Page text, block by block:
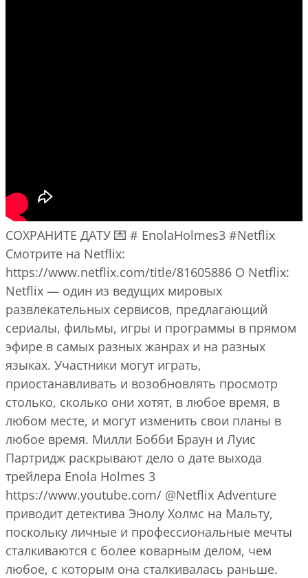
СОХРАНИТЕ ДАТУ 💌 # EnolaHolmes3 #Netflix
Смотрите на Netflix:
https://www.netflix.com/title/81605886 О Netflix:
Netflix — один из ведущих мировых
развлекательных сервисов, предлагающий
сериалы, фильмы, игры и программы в прямом
эфире в самых разных жанрах и на разных
языках. Участники могут играть,
приостанавливать и возобновлять просмотр
столько, сколько они хотят, в любое время, в
любом месте, и могут изменить свои планы в
любое время. Милли Бобби Браун и Луис
Партридж раскрывают дело о дате выхода
трейлера Enola Holmes 3
https://www.youtube.com/ @Netflix Adventure
приводит детектива Энолу Холмс на Мальту,
поскольку личные и профессиональные мечты
сталкиваются с более коварным делом, чем
любое, с которым она сталкивалась раньше.